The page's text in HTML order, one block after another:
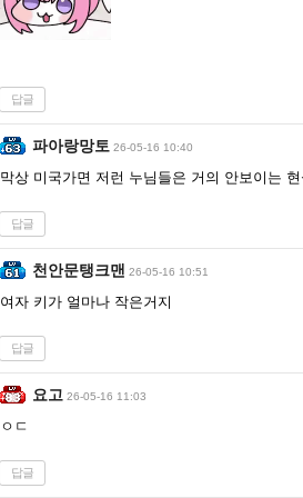
답글
파아랑망토 26-05-16 10:40
막상 미국가면 저런 누님들은 거의 안보이는
답글
천안문탱크맨 26-05-16 10:51
여자 키가 얼마나 작은거지
답글
요고 26-05-16 11:03
ㅇㄷ
답글